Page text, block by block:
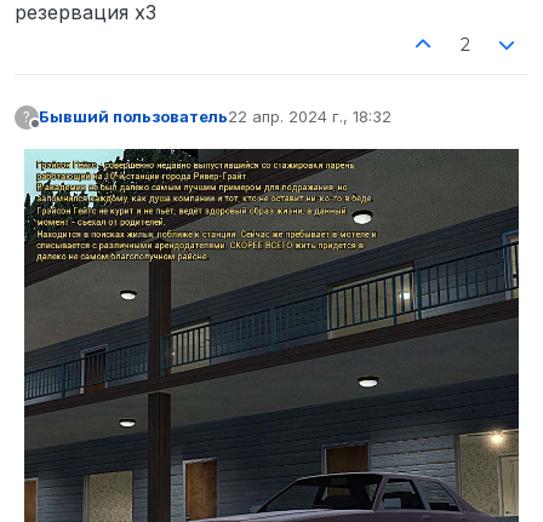
резервация х3
2
? Бывший пользователь22 апр. 2024 г., 18:32
отредактировано